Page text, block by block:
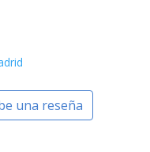
una reseña